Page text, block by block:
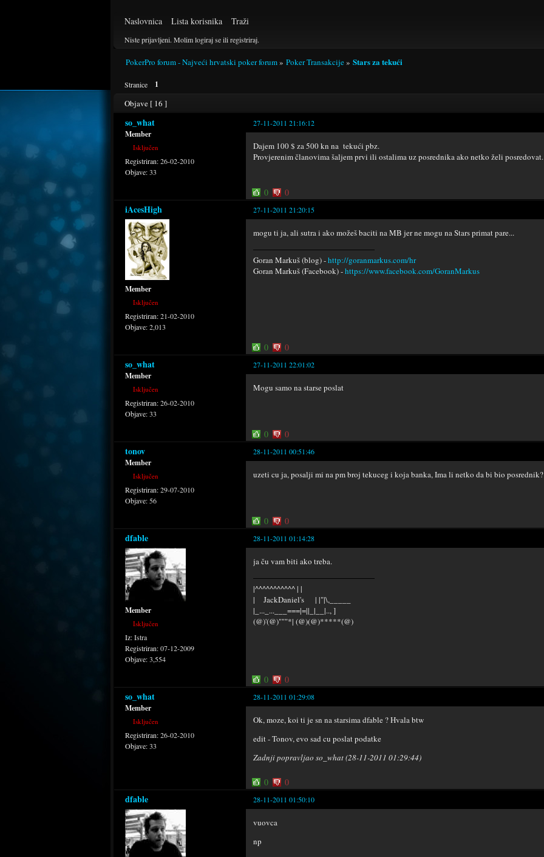
Naslovnica Lista korisnika Traži
Niste prijavljeni. Molim logiraj se ili registriraj.
PokerPro forum - Najveći hrvatski poker forum» Poker Transakcije» Stars za tekući
Stranice 1
Objave [ 16 ]
so_what 27-11-2011 21:16:12
Member
Isključen
Registriran:26-02-2010
Objave:33
Dajem 100 $ za 500 kn na tekući pbz.
Provjerenim članovima šaljem prvi ili ostalima uz posrednika ako netko želi posredovat.
0 0
iAcesHigh 27-11-2011 21:20:15
Member
Isključen
Registriran:21-02-2010
Objave:2,013
mogu ti ja, ali sutra i ako možeš baciti na MB jer ne mogu na Stars primat pare...
Goran Markuš (blog) -http://goranmarkus.com/hr
Goran Markuš (Facebook) -https://www.facebook.com/GoranMarkus
0 0
so_what 27-11-2011 22:01:02
Member
Isključen
Registriran:26-02-2010
Objave:33
Mogu samo na starse poslat
0 0
tonov 28-11-2011 00:51:46
Member
Isključen
Registriran:29-07-2010
Objave: 56
uzeti cu ja, posalji mi na pm broj tekuceg i koja banka, Ima li netko da bi bio posrednik?
0 0
dfable 28-11-2011 01:14:28
Member
Isključen
Iz:Istra
Registriran:07-12-2009
Objave:3,554
ja ču vam biti ako treba.
|^^^^^^^^^^^ | |
| JackDaniel's | |"|\,_____
|_..._...___===|=||_|__|.., ]
(@)'(@)"""*| (@)(@)*****(@)
0 0
so_what 28-11-2011 01:29:08
Member
Isključen
Registriran:26-02-2010
Objave:33
Ok, moze, koi ti je sn na starsima dfable ? Hvala btw
edit - Tonov, evo sad cu poslat podatke
Zadnji popravljao so_what (28-11-2011 01:29:44)
0 0
dfable 28-11-2011 01:50:10
vuovca
np